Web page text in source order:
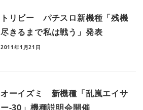
トリビー パチスロ新機種「残機
尽きるまで私は戦う」発表
2011年1月21日
オーイズミ 新機種「乱嵐エイサ
ー-30」機種説明会開催